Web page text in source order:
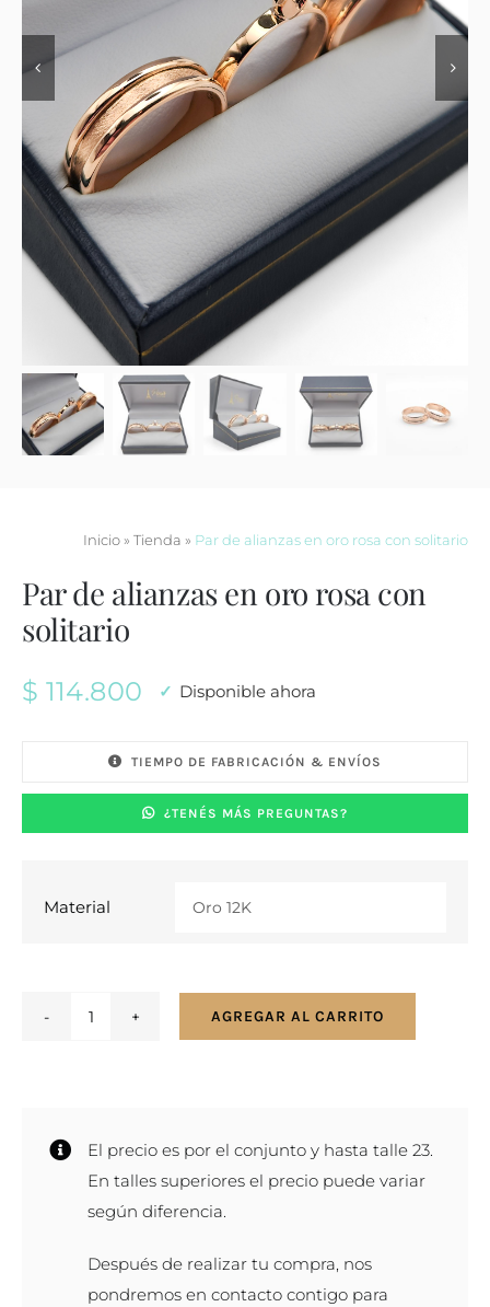
Inicio» Tienda » Par de alianzas en oro rosa con solitario
Par de alianzas en oro rosa con
solitario
$ 114.800 Disponible ahora
TIEMPO DE FABRICACIÓN & ENVÍOS
¿TENÉS MÁS PREGUNTAS?
Material
oro
rosa
con
cantidad
AGREGAR AL CARRITO
El precio es por el conjunto y hasta talle 23.
En talles superiores el precio puede variar
según diferencia.
Después de realizar tu compra, nos
pondremos en contacto contigo para